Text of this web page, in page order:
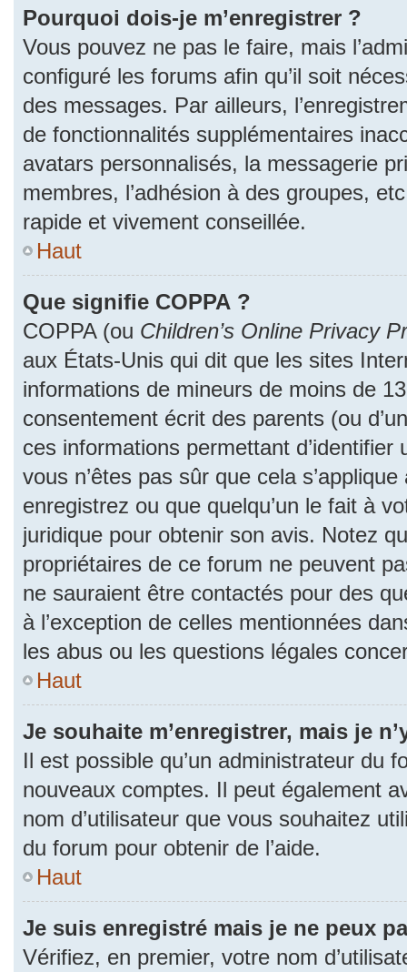
Pourquoi dois-je m’enregistrer ?
Vous pouvez ne pas le faire, mais
configuré les forums afin qu’il soit
des messages. Par ailleurs,
de fonctionnalités supplémentaires
avatars personnalisés, la messagerie
membres, l’adhésion à des groupes,
rapide et vivement conseillée.
Haut
Que signifie COPPA ?
COPPA (ou Children’s Online Privacy
aux États-Unis qui dit que les sites
informations de mineurs de moins de
consentement écrit des parents (ou
ces informations permettant
vous n’êtes pas sûr que cela
enregistrez ou que quelqu’un le fait à
juridique pour obtenir son avis. Notez
propriétaires de ce forum ne peuvent
ne sauraient être contactés pour des
à l’exception de celles mentionnées
les abus ou les questions légales
Haut
Je souhaite m’enregistrer, mais je
Il est possible qu’un administrateur du
nouveaux comptes. Il peut également
nom d’utilisateur que vous souhaitez
du forum pour obtenir de l’aide.
Haut
Je suis enregistré mais je ne peux
Vérifiez, en premier, votre nom